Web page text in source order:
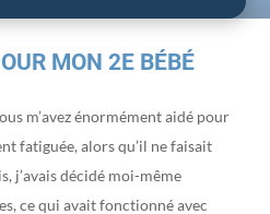
MON 2E BÉBÉ
m’avez énormément aidé pour
fatiguée, alors qu’il ne faisait
j’avais décidé moi-même
ce qui avait fonctionné avec